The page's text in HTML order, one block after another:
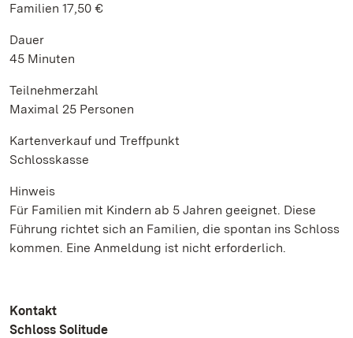
Familien 17,50 €
Dauer
45 Minuten
Teilnehmerzahl
Maximal 25 Personen
Kartenverkauf und Treffpunkt
Schlosskasse
Hinweis
Für Familien mit Kindern ab 5 Jahren geeignet. Diese
Führung richtet sich an Familien, die spontan ins Schloss
kommen. Eine Anmeldung ist nicht erforderlich.
Kontakt
Schloss Solitude